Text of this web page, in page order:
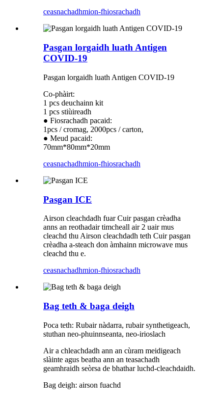
ceasnachadhmion-fhiosrachadh
Pasgan lorgaidh luath Antigen
COVID-19
Pasgan lorgaidh luath Antigen COVID-19
Co-phàirt:
1 pcs deuchainn kit
1 pcs stiùireadh
● Fiosrachadh pacaid:
1pcs / cromag, 2000pcs / carton,
● Meud pacaid:
70mm*80mm*20mm
ceasnachadhmion-fhiosrachadh
Pasgan ICE
Airson cleachdadh fuar Cuir pasgan crèadha
anns an reothadair timcheall air 2 uair mus
cleachd thu Airson cleachdadh teth Cuir pasgan
crèadha a-steach don àmhainn microwave mus
cleachd thu e.
ceasnachadhmion-fhiosrachadh
Bag teth & baga deigh
Poca teth: Rubair nàdarra, rubair synthetigeach,
stuthan neo-phuinnseanta, neo-irioslach
Air a chleachdadh ann an cùram meidigeach
slàinte agus beatha ann an teasachadh
geamhraidh seòrsa de bhathar luchd-cleachdaidh.
Bag deigh: airson fuachd